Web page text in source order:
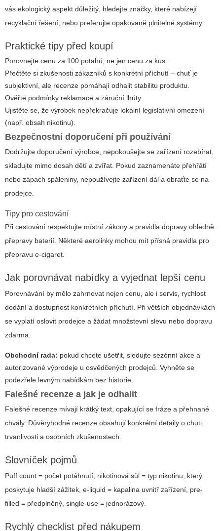
vás ekologický aspekt důležitý, hledejte značky, které nabízejí
recyklační řešení, nebo preferujte opakovaně plnitelné systémy.
Praktické tipy před koupí
Porovnejte cenu za 100 potahů, ne jen cenu za kus.
Přečtěte si zkušenosti zákazníků s konkrétní příchutí – chuť je
subjektivní, ale recenze pomáhají odhalit stabilitu produktu.
Ověřte podmínky reklamace a záruční lhůty.
Ujistěte se, že výrobek nepřekračuje lokální legislativní omezení
(např. obsah nikotinu).
Bezpečnostní doporučení při používání
Dodržujte doporučení výrobce, nepokoušejte se zařízení rozebírat,
skladujte mimo dosah dětí a zvířat. Pokud zaznamenáte přehřátí
nebo zápach spáleniny, nepoužívejte zařízení dál a obraťte se na
prodejce.
Tipy pro cestování
Při cestování respektujte místní zákony a pravidla dopravy ohledně
přepravy baterií. Některé aerolinky mohou mít přísná pravidla pro
přepravu e-cigaret.
Jak porovnávat nabídky a vyjednat lepší cenu
Porovnávání by mělo zahrnovat nejen cenu, ale i servis, rychlost
dodání a dostupnost konkrétních příchutí. Při větších objednávkách
se vyplatí oslovit prodejce a žádat množstevní slevu nebo dopravu
zdarma.
Obchodní rada: pokud chcete ušetřit, sledujte sezónní akce a
autorizované výprodeje u osvědčených prodejců. Vyhněte se
podezřele levným nabídkám bez historie.
Falešné recenze a jak je odhalit
Falešné recenze mívají krátký text, opakující se fráze a přehnané
chvály. Důvěryhodné recenze obsahují konkrétní detaily o chuti,
trvanlivosti a osobních zkušenostech.
Slovníček pojmů
Puff count = počet potáhnutí, nikotinová sůl = typ nikotinu, který
poskytuje hladší zážitek, e-liquid = kapalina uvnitř zařízení, pre-
filled = předplněný, single-use = jednorázový.
Rychlý checklist před nákupem